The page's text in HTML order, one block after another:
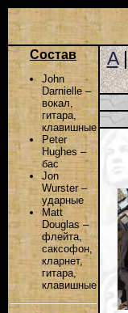
Состав
John
Darnielle –
вокал,
гитара,
клавишные
Peter
Hughes –
бас
Jon
Wurster –
ударные
Matt
Douglas –
флейта,
саксофон,
кларнет,
гитара,
клавишные
A